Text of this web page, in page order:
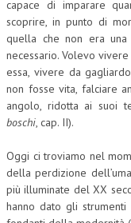
DIRITTO DELLE
CRIMINOLOGIA E
SICUREZZA SUL
FISCO
FISCALITÀ
capace di imparare
scoprire, in punto di
quella che non era una
necessario. Volevo
essa, vivere da
non fosse vita, falciare
angolo, ridotta ai suoi
boschi, cap. II).
Oggi ci troviamo nel
della perdizione
più illuminate del XX
hanno dato gli